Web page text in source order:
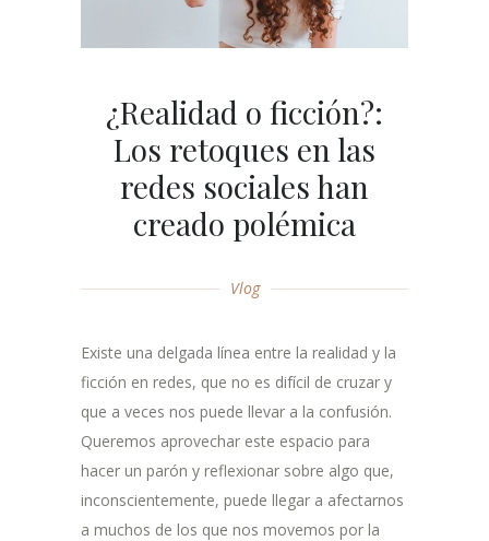
¿Realidad o ficción?:
Los retoques en las
redes sociales han
creado polémica
Vlog
Existe una delgada línea entre la realidad y la
ficción en redes, que no es difícil de cruzar y
que a veces nos puede llevar a la confusión.
Queremos aprovechar este espacio para
hacer un parón y reflexionar sobre algo que,
inconscientemente, puede llegar a afectarnos
a muchos de los que nos movemos por la